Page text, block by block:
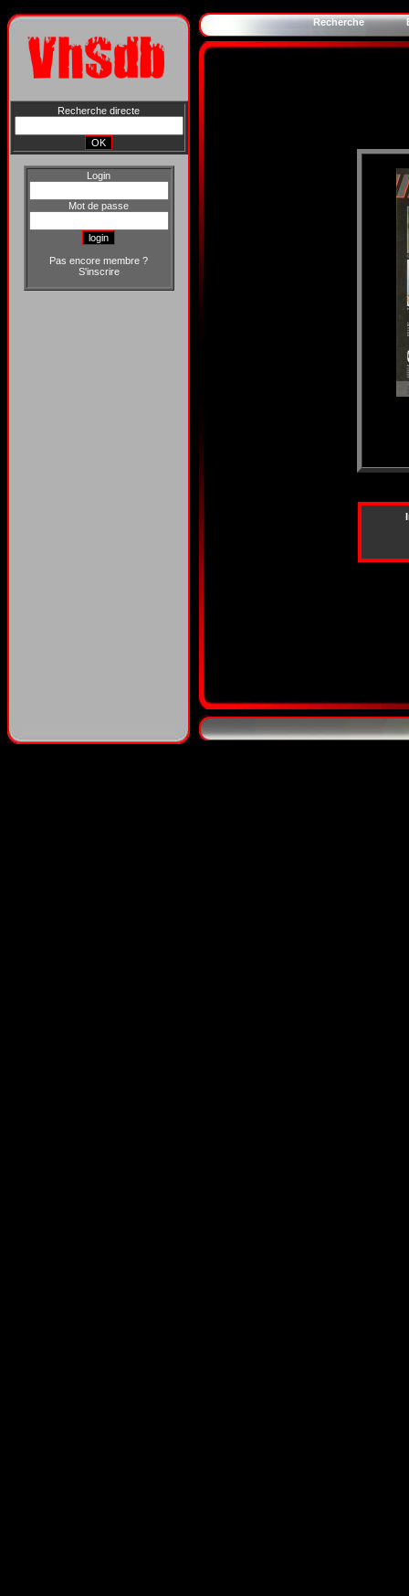
Recherche directe
Login
Mot de passe
Pas encore membre ?
S'inscrire
Recherche